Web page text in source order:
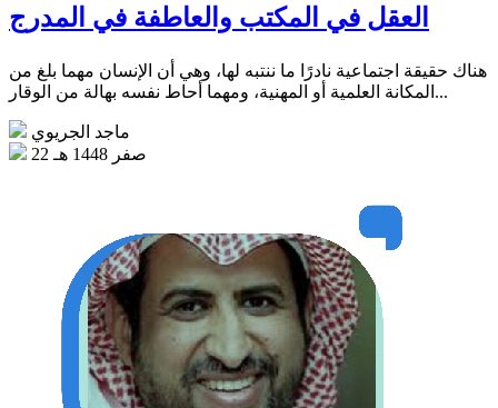
العقل في المكتب والعاطفة في المدرج
هناك حقيقة اجتماعية نادرًا ما ننتبه لها، وهي أن الإنسان مهما بلغ من
المكانة العلمية أو المهنية، ومهما أحاط نفسه بهالة من الوقار...
ماجد الجريوي
22 صفر 1448 هـ